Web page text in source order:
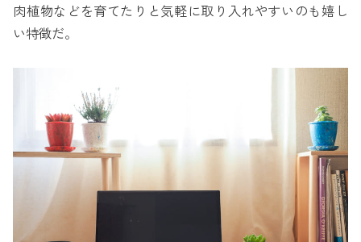
肉植物などを育てたりと気軽に取り入れやすいのも嬉し
い特徴だ。